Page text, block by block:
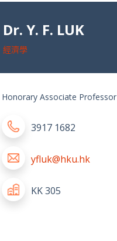
Dr. Y. F. LUK
經濟學
Honorary Associate Professor
3917 1682
yfluk@hku.hk
KK 305